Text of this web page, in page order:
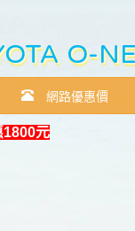
O-
網路優惠價
1800元